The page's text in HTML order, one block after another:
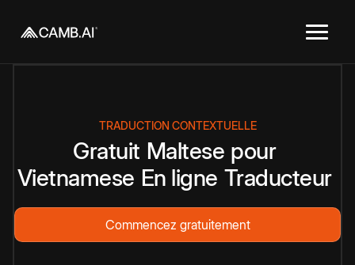
TRADUCTION CONTEXTUELLE
Gratuit Maltese pour
Vietnamese En ligne Traducteur
Commencez gratuitement